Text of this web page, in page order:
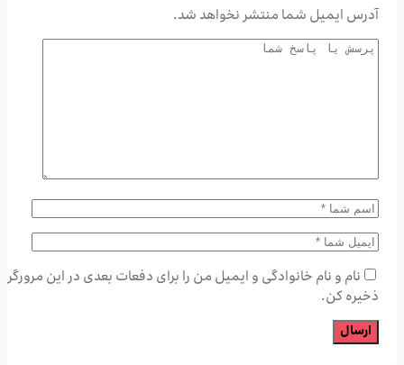
آدرس ایمیل شما منتشر نخواهد شد.
نام و نام خانوادگی و ایمیل من را برای دفعات بعدی در این مرورگر
ذخیره کن.